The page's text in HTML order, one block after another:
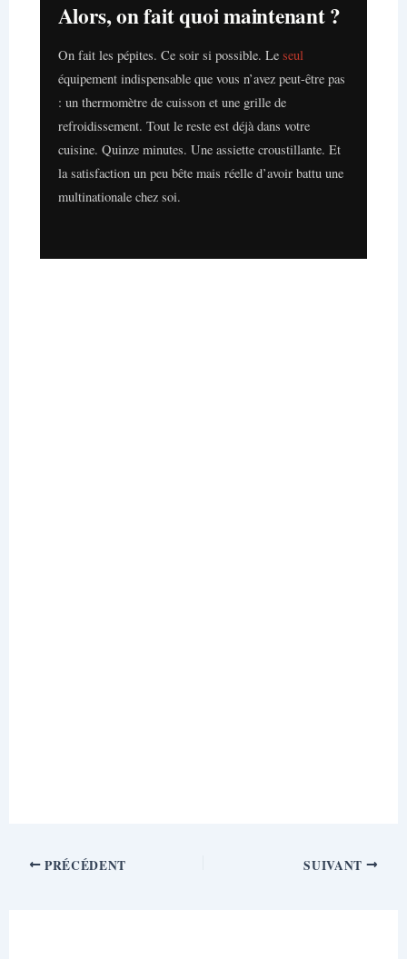
Alors, on fait quoi maintenant ?
On fait les pépites. Ce soir si possible. Le seul
équipement indispensable que vous n’avez peut-être pas
: un thermomètre de cuisson et une grille de
refroidissement. Tout le reste est déjà dans votre
cuisine. Quinze minutes. Une assiette croustillante. Et
la satisfaction un peu bête mais réelle d’avoir battu une
multinationale chez soi.
PRÉCÉDENT SUIVANT